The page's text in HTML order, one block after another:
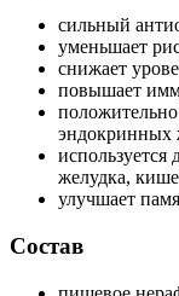
сильный
уменьшает
снижает
повышает
эндокринных
используется
желудка,
улучшает
Состав